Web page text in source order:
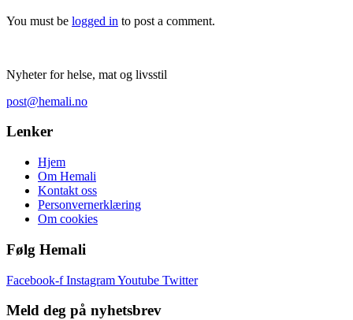
You must be logged in to post a comment.
Nyheter for helse, mat og livsstil
post@hemali.no
Lenker
Hjem
Om Hemali
Kontakt oss
Personvernerklæring
Om cookies
Følg Hemali
Facebook-f InstagramYoutube Twitter
Meld deg på nyhetsbrev